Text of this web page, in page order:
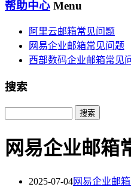
帮助中心 Menu
阿里云邮箱常见问题
网易企业邮箱常见问题
西部数码企业邮箱常见
搜索
Search
网易企业邮箱
2025-07-04网易企业邮